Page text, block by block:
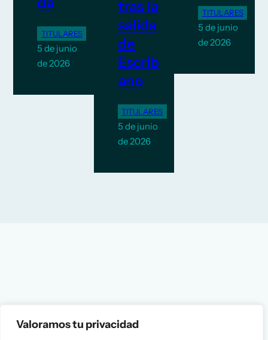
Valoramos tu privacidad
TITULARES
5 de junio
de 2026
tras la
salida
de
Escrib
ano
TITULARES
5 de junio
de 2026
TITULARES
5 de junio
de 2026